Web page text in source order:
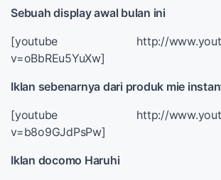
Sebuah display awal bulan ini
[youtube http://
v=oBbREu5YuXw]
Iklan sebenarnya dari produk mie
[youtube http://
v=b8o9GJdPsPw]
Iklan docomo Haruhi